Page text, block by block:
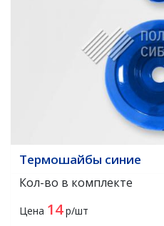
Термошайбы синие
Кол-во в комплекте
Цена 14р/шт